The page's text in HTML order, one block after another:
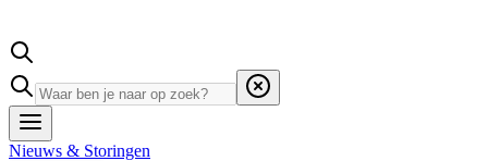
Nieuws & Storingen